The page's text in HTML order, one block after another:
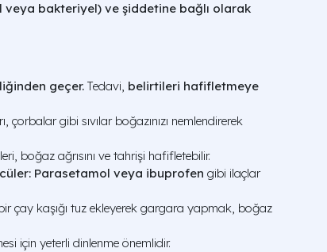
veya bakteriyel) ve şiddetine bağlı olarak
geçer. Tedavi, belirtileri hafifletmeye
çorbalar gibi sıvılar boğazınızı nemlendirerek
boğaz ağrısını ve tahrişi hafifletebilir.
Parasetamol veya ibuprofen gibi ilaçlar
çay kaşığı tuz ekleyerek gargara yapmak, boğaz
için yeterli dinlenme önemlidir.